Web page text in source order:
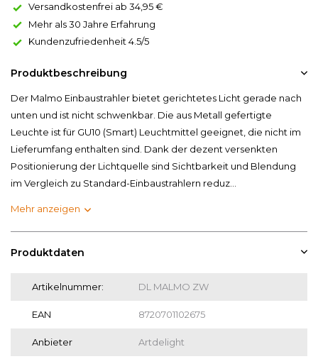
Versandkostenfrei ab 34,95 €
Mehr als 30 Jahre Erfahrung
Kundenzufriedenheit 4.5/5
Produktbeschreibung
Der Malmo Einbaustrahler bietet gerichtetes Licht gerade nach
unten und ist nicht schwenkbar. Die aus Metall gefertigte
Leuchte ist für GU10 (Smart) Leuchtmittel geeignet, die nicht im
Lieferumfang enthalten sind. Dank der dezent versenkten
Positionierung der Lichtquelle sind Sichtbarkeit und Blendung
im Vergleich zu Standard-Einbaustrahlern reduz...
Mehr anzeigen
Produktdaten
Artikelnummer: DL MALMO ZW
EAN 8720701102675
Anbieter Artdelight